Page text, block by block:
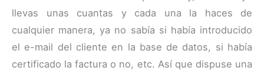
llevas unas cuantas y cada una la haces de
cualquier manera, ya no sabía si había introducido
el e-mail del cliente en la base de datos, si había
certificado la factura o no, etc. Así que dispuse una